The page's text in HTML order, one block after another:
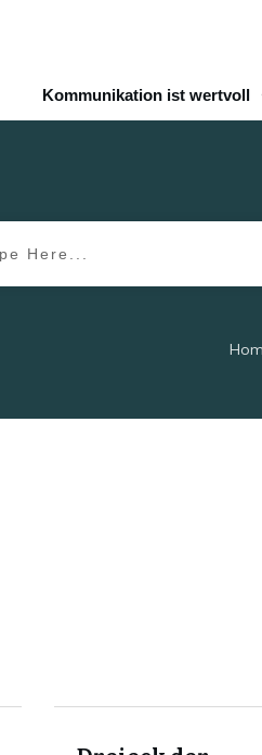
Kommunikation ist wertvoll